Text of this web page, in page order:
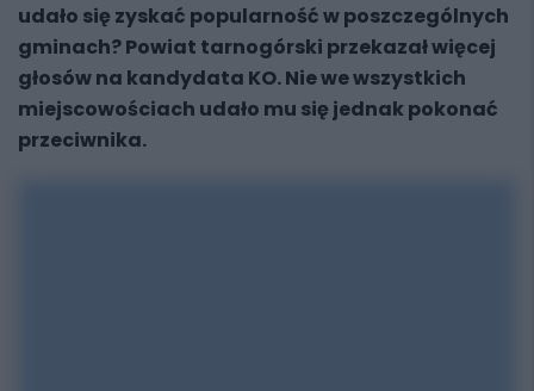
udało się zyskać popularność w poszczególnych
gminach? Powiat tarnogórski przekazał więcej
głosów na kandydata KO. Nie we wszystkich
miejscowościach udało mu się jednak pokonać
przeciwnika.